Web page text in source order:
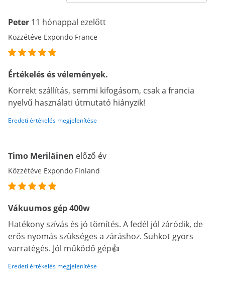
Peter 11 hónappal ezelőtt
Közzétéve Expondo France
Értékelés és vélemények.
Korrekt szállítás, semmi kifogásom, csak a francia
nyelvű használati útmutató hiányzik!
Eredeti értékelés megjelenítése
Timo Meriläinen előző év
Közzétéve Expondo Finland
Vákuumos gép 400w
Hatékony szívás és jó tömítés. A fedél jól záródik, de
erős nyomás szükséges a záráshoz. Suhkot gyors
varratégés. Jól működő gép👍
Eredeti értékelés megjelenítése